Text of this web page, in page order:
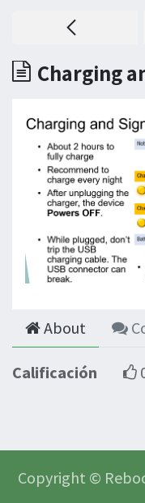
Charging
About
Calificación
Copyright ©